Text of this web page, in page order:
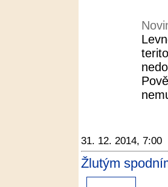
31. 12. 2014, 7:00
Žlutým